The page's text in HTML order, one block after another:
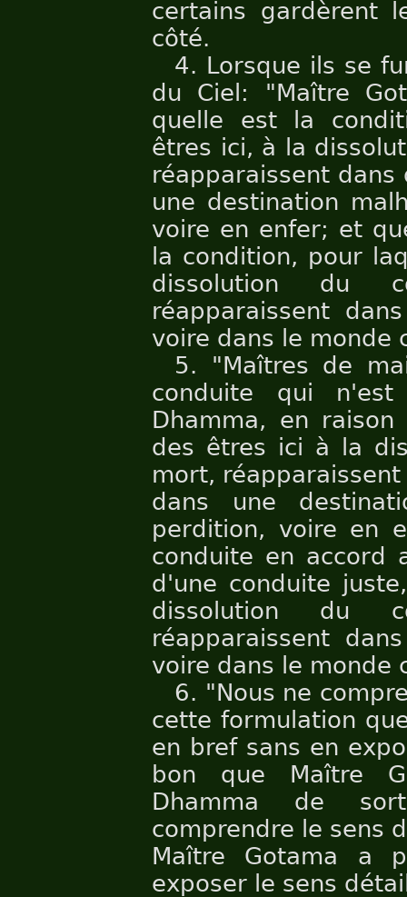
certains gardèrent
côté.
4. Lorsque ils se
du Ciel: "Maître
quelle est la
êtres ici, à la
réapparaissent
une destination
voire en enfer; et
la condition, pour
dissolution du
réapparaissent
voire dans le monde
5. "Maîtres de
conduite qui
Dhamma, en
des êtres ici à la
mort,
dans une
perdition, voire en
conduite en accord
d'une conduite
dissolution du
réapparaissent
voire dans le monde
6. "Nous ne
cette formulation
en bref sans en
bon que Maître
Dhamma de
comprendre le sens
Maître Gotama a
exposer le sens